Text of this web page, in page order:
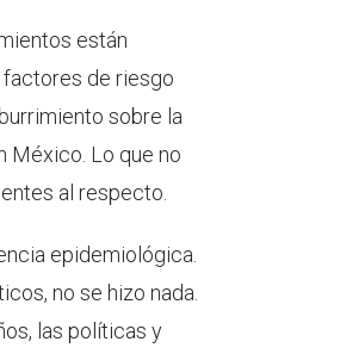
están
de riesgo
sobre la
México. Lo que no
al respecto.
epidemiológica.
no se hizo nada.
las políticas y